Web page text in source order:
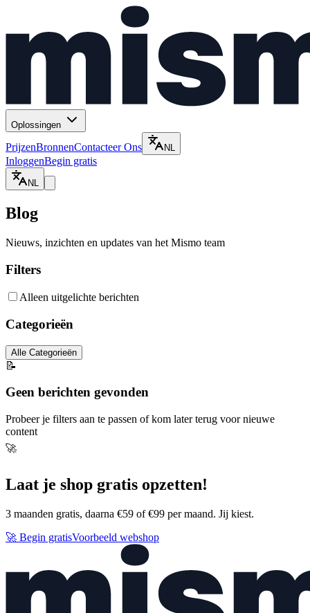
Oplossingen
PrijzenBronnenContacteer Ons NL
InloggenBegin gratis
NL
Blog
Nieuws, inzichten en updates van het Mismo team
Filters
Alleen uitgelichte berichten
Categorieën
Alle Categorieën
📝
Geen berichten gevonden
Probeer je filters aan te passen of kom later terug voor nieuwe
content
🚀
Laat je shop gratis opzetten!
3 maanden gratis, daarna €59 of €99 per maand. Jij kiest.
🚀 Begin gratisVoorbeeld webshop